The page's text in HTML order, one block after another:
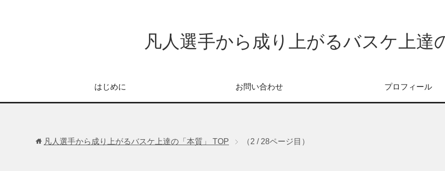
凡人選手から成り上がるバスケ上達
はじめに お問い合わせ プロフィール
凡人選手から成り上がるバスケ上達の「本質」 TOP （2 / 28ページ目）